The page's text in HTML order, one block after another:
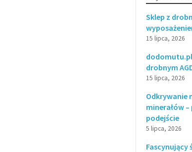
Sklep z
15 lipca, 2026
drobnym
15 lipca, 2026
Odkrywanie
minerałów
podejście
5 lipca, 2026
Fascynujący